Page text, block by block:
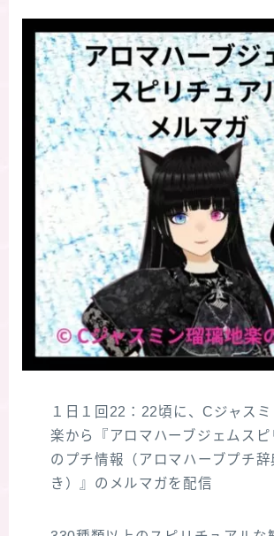
１日１回22：22頃に、Cジャス
楽から『アロマハーブジェムスピ
のプチ情報（アロマハーブプチ辞
き）』のメルマガを配信